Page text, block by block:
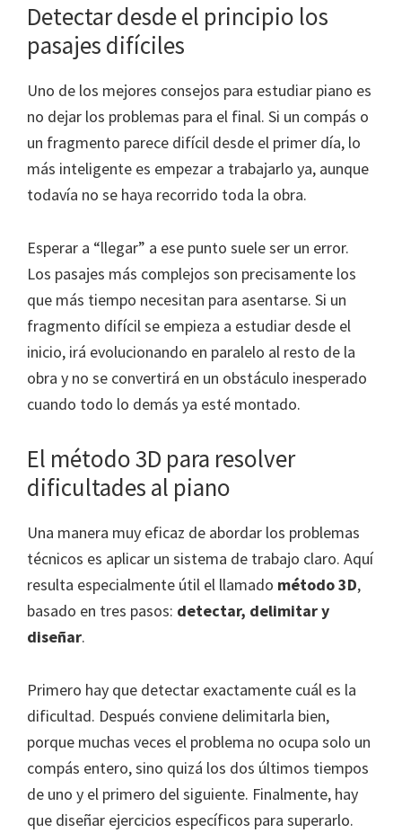
Detectar desde el principio los
pasajes difíciles
Uno de los mejores consejos para estudiar piano es
no dejar los problemas para el final. Si un compás o
un fragmento parece difícil desde el primer día, lo
más inteligente es empezar a trabajarlo ya, aunque
todavía no se haya recorrido toda la obra.
Esperar a “llegar” a ese punto suele ser un error.
Los pasajes más complejos son precisamente los
que más tiempo necesitan para asentarse. Si un
fragmento difícil se empieza a estudiar desde el
inicio, irá evolucionando en paralelo al resto de la
obra y no se convertirá en un obstáculo inesperado
cuando todo lo demás ya esté montado.
El método 3D para resolver
dificultades al piano
Una manera muy eficaz de abordar los problemas
técnicos es aplicar un sistema de trabajo claro. Aquí
resulta especialmente útil el llamado método 3D,
basado en tres pasos: detectar, delimitar y
diseñar.
Primero hay que detectar exactamente cuál es la
dificultad. Después conviene delimitarla bien,
porque muchas veces el problema no ocupa solo un
compás entero, sino quizá los dos últimos tiempos
de uno y el primero del siguiente. Finalmente, hay
que diseñar ejercicios específicos para superarlo.